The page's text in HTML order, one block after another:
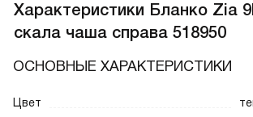
Характеристики Бланко Zia
скала чаша справа 518950
ОСНОВНЫЕ ХАРАКТЕРИСТИКИ
Цвет